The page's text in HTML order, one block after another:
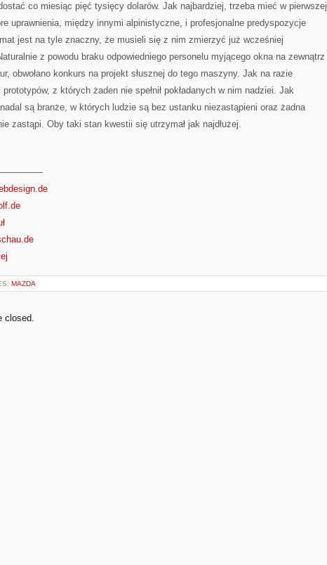
co miesiąc pięć tysięcy dolarów. Jak najbardziej, trzeba mieć w pierwszej
uprawnienia, między innymi alpinistyczne, i profesjonalne predyspozycje
jest na tyle znaczny, że musieli się z nim zmierzyć już wcześniej
z powodu braku odpowiedniego personelu myjącego okna na zewnątrz
obwołano konkurs na projekt słusznej do tego maszyny. Jak na razie
prototypów, z których żaden nie spełnił pokładanych w nim nadziei. Jak
są branże, w których ludzie są bez ustanku niezastąpieni oraz żadna
zastąpi. Oby taki stan kwestii się utrzymał jak najdłużej.
MAZDA
closed.